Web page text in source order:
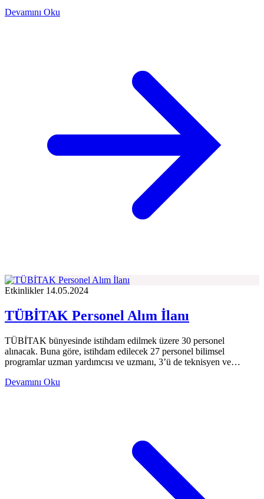
Devamını Oku
Etkinlikler 14.05.2024
TÜBİTAK Personel Alım İlanı
TÜBİTAK bünyesinde istihdam edilmek üzere 30 personel
alınacak. Buna göre, istihdam edilecek 27 personel bilimsel
programlar uzman yardımcısı ve uzmanı, 3’ü de teknisyen ve…
Devamını Oku